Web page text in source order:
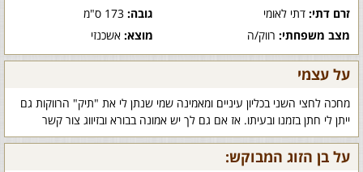
זרם דתי: דתי לאומי גובה:173 ס"מ
מצב משפחתי: רווק/ה מוצא:אשכנזי
על עצמי
מחכה לחצי השני בכליון עיניים ומאמינה שמי שנתן לי את "תיק" הרווקות גם
ייתן לי חתן בזמנו ובעיתו. אז אם גם לך יש אמונה בבורא ובזיווג צור קשר
על בן הזוג המבוקש: